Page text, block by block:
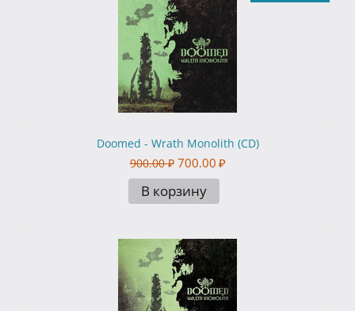
Doomed - Wrath Monolith (CD)
900.00 ₽ 700.00 ₽
В корзину